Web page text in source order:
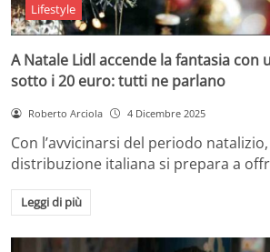
Lifestyle
A Natale Lidl accende la fantasia con
sotto i 20 euro: tutti ne parlano
Roberto Arciola 4 Dicembre 2025
Con l’avvicinarsi del periodo
distribuzione italiana si prepara a
Leggi di più